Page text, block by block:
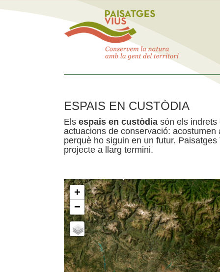
ESPAIS EN CUSTÒDIA
Els espais en custòdia són els indrets
actuacions de conservació:
perquè ho siguin en un futur.
projecte a llarg termini.
+
−